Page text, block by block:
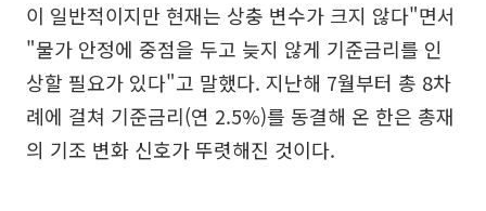
이 일반적이지만 현재는 상충 변수가 크지 않다"면서
"물가 안정에 중점을 두고 늦지 않게 기준금리를 인
상할 필요가 있다"고 말했다. 지난해 7월부터 총 8차
례에 걸쳐 기준금리(연 2.5%)를 동결해 온 한은 총재
의 기조 변화 신호가 뚜렷해진 것이다.